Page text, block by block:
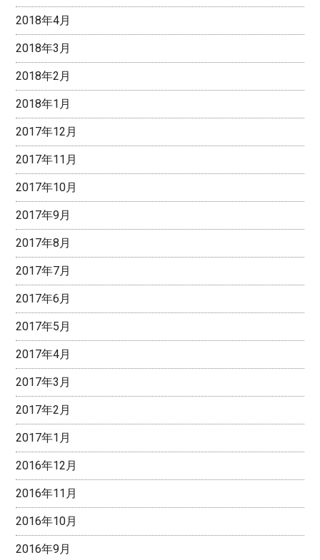
2018年4月
2018年3月
2018年2月
2018年1月
2017年12月
2017年11月
2017年10月
2017年9月
2017年8月
2017年7月
2017年6月
2017年5月
2017年4月
2017年3月
2017年2月
2017年1月
2016年12月
2016年11月
2016年10月
2016年9月